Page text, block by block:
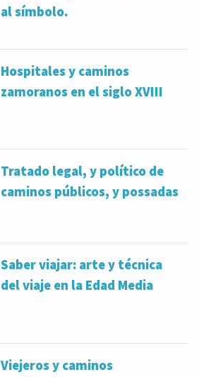
al símbolo.
Hospitales y caminos
zamoranos en el siglo XVIII
Tratado legal, y político de
caminos públicos, y possadas
Saber viajar: arte y técnica
del viaje en la Edad Media
Viejeros y caminos